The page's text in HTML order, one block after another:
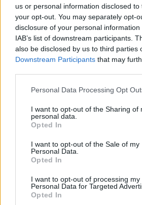
us or personal information disclosed
your opt-out. You may separately opt-
disclosure of your personal
IAB’s list of downstream participants.
also be disclosed by us to third parties
Downstream Participants that may
Personal Data Processing Opt
I want to opt-out of the Sharing of
personal data.
Opted In
I want to opt-out of the Sale of my
Personal Data.
Opted In
I want to opt-out of processing my
Personal Data for Targeted
Opted In
Vészjelzések, figyelmeztetések
Felhőkép Hőtérkép
Széltérkép Radar
Vízhőmérséklet
Pollenjelentés Mikor?
Meteorológiai
Aug 08.
V